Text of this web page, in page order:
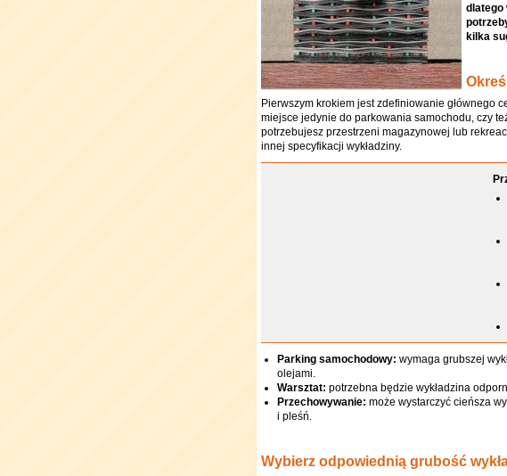
dlatego
kilka
Pierwszym krokiem jest zdefiniowanie głównego
miejsce jedynie do parkowania samochodu, czy
potrzebujesz przestrzeni magazynowej lub
innej specyfikacji wykładziny.
Parking samochodowy: wymaga grubszej
olejami.
Warsztat: potrzebna będzie wykładzina
Przechowywanie: może wystarczyć cieńsza
i pleśń.
Wybierz odpowiednią grubość